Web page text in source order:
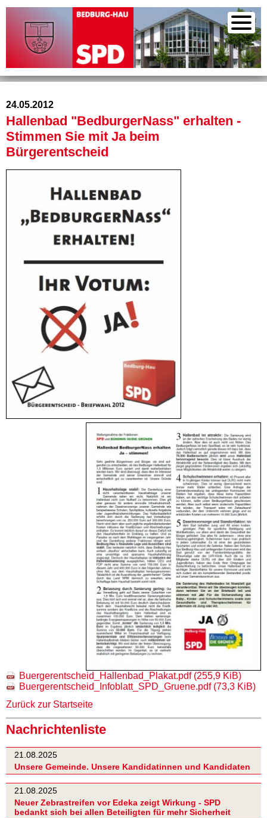
24.05.2012
Hallenbad "BedburgerNass" erhalten -
Stimmen Sie mit Ja beim
Bürgerentscheid
Buergerentscheid_Hallenbad_Plakat.pdf (255,9 KiB)
Buergerentscheid_Infoblatt_SPD_Gruene.pdf (73,3 KiB)
Zurück zur Startseite
Nachrichtenliste
21.08.2025
Unsere Gemeinde. Unsere Kandidatinnen und Kandidaten
21.08.2025
Neuer Zebrastreifen vor Edeka zeigt Wirkung - SPD
bedankt sich bei allen Beteiligten für mehr Sicherheit